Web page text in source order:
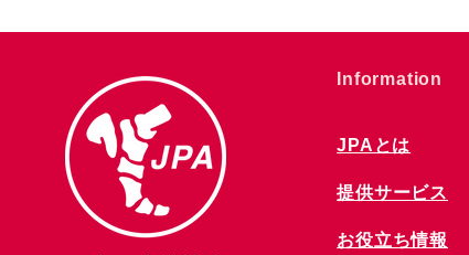
​Information
JPAとは
提供サービス
お役立ち情報